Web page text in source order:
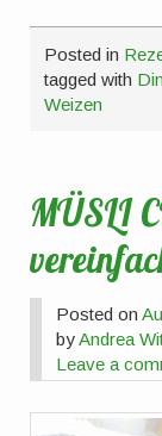
Posted in
tagged with
Weizen
MÜSLI
Posted on
byAndrea
Leave a